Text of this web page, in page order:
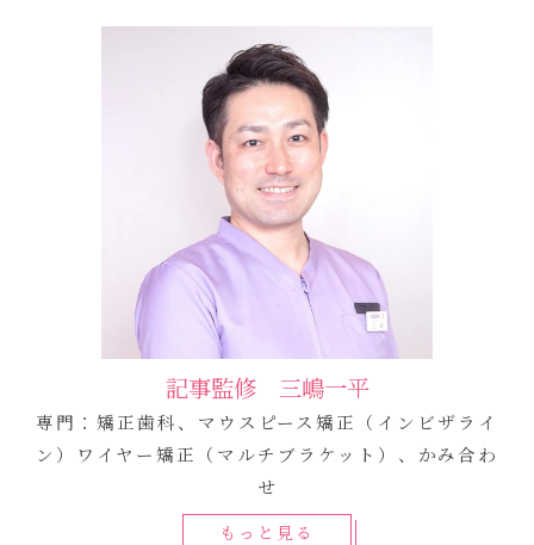
記事監修 三嶋一平
専門：矯正歯科、マウスピース矯正（インビザライ
ン）ワイヤー矯正（マルチブラケット）、かみ合わ
せ
もっと見る